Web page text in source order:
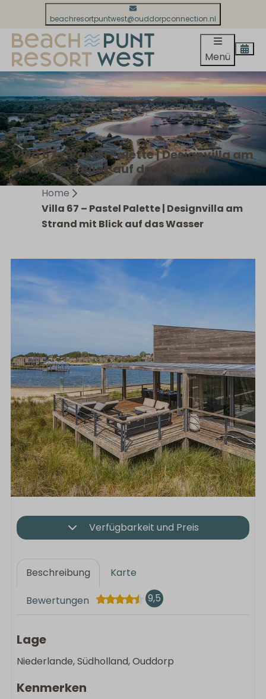
beachresortpuntwest@ouddorpconnection.nl
Menü
Villa 67 – Pastel Palette | Designvilla am
Strand mit Blick auf das Wasser
Home
Villa 67 – Pastel Palette | Designvilla am
Strand mit Blick auf das Wasser
Verfügbarkeit und Preis
Beschreibung Karte
Bewertungen 9,5
Lage
Niederlande, Südholland, Ouddorp
Kenmerken